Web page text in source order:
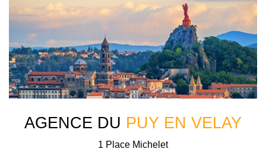
AGENCE DU PUY EN VELAY
1 Place Michelet